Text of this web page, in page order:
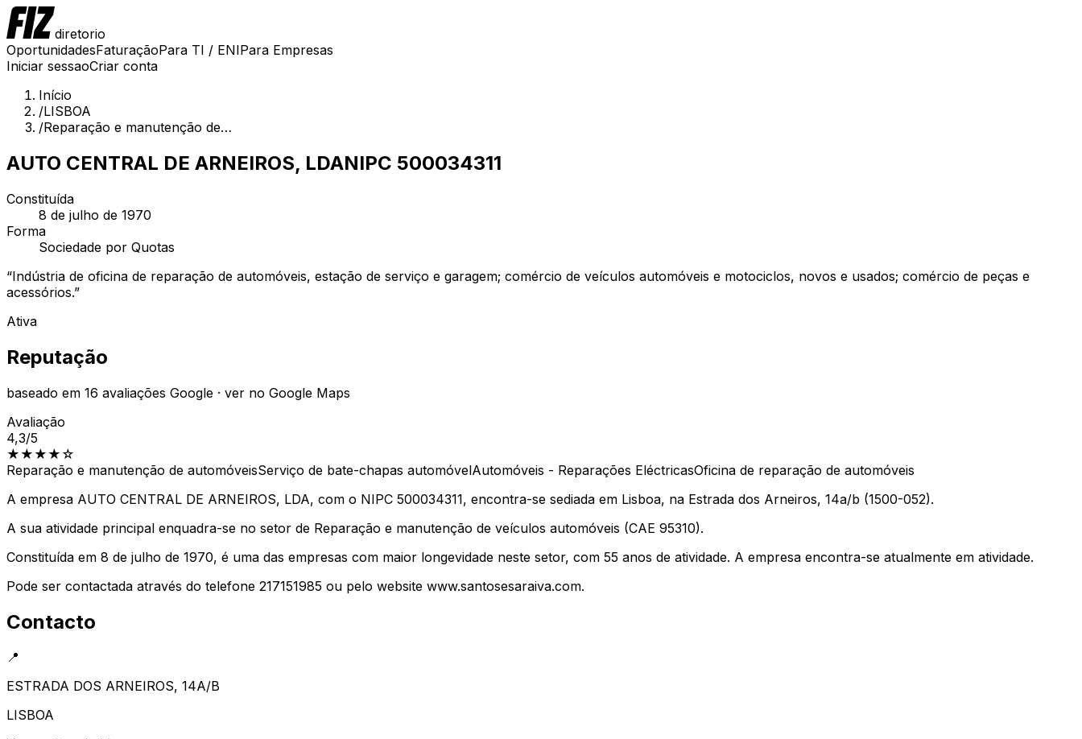
diretorio
OportunidadesFaturaçãoPara TI / ENIPara Empresas
Iniciar sessaoCriar conta
Início
/LISBOA
/Reparação e manutenção de…
AUTO CENTRAL DE ARNEIROS, LDANIPC 500034311
Constituída
8 de julho de 1970
Forma
Sociedade por Quotas
“Indústria de oficina de reparação de automóveis, estação de serviço e garagem; comércio de veículos automóveis e motociclos, novos e usados; comércio de peças e
acessórios.”
Ativa
Reputação
baseado em 16 avaliações Google · ver no Google Maps
Avaliação
4,3/5
★★★★ ☆
Reparação e manutenção de automóveisServiço de bate-chapas automóvelAutomóveis - Reparações EléctricasOficina de reparação de automóveis
A empresa AUTO CENTRAL DE ARNEIROS, LDA, com o NIPC 500034311, encontra-se sediada em Lisboa, na Estrada dos Arneiros, 14a/b (1500-052).
A sua atividade principal enquadra-se no setor de Reparação e manutenção de veículos automóveis (CAE 95310).
Constituída em 8 de julho de 1970, é uma das empresas com maior longevidade neste setor, com 55 anos de atividade. A empresa encontra-se atualmente em atividade.
Pode ser contactada através do telefone 217151985 ou pelo website www.santosesaraiva.com.
Contacto
📍
ESTRADA DOS ARNEIROS, 14A/B
LISBOA